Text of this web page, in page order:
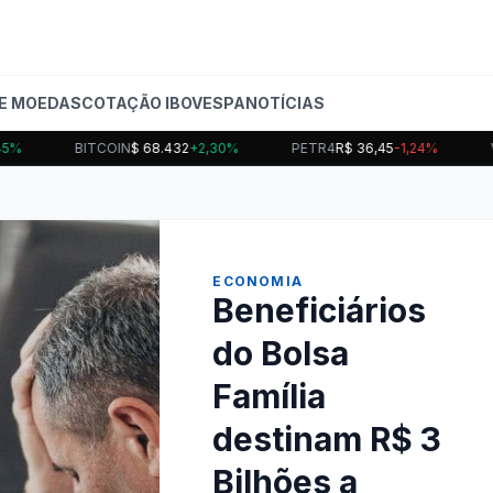
MOEDASCOTAÇÃO IBOVESPANOTÍCIAS
BITCOIN$ 68.432+2,30% PETR4R$ 36,45-1,24%
ECONOMIA
Beneficiários
do Bolsa
Família
destinam R$ 3
Bilhões a